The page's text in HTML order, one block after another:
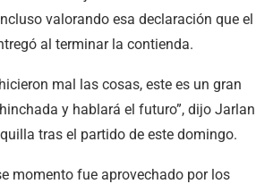
valorando esa declaración que el
al terminar la contienda.
mal las cosas, este es un gran
y hablará el futuro”, dijo Jarlan
tras el partido de este domingo.
momento fue aprovechado por los